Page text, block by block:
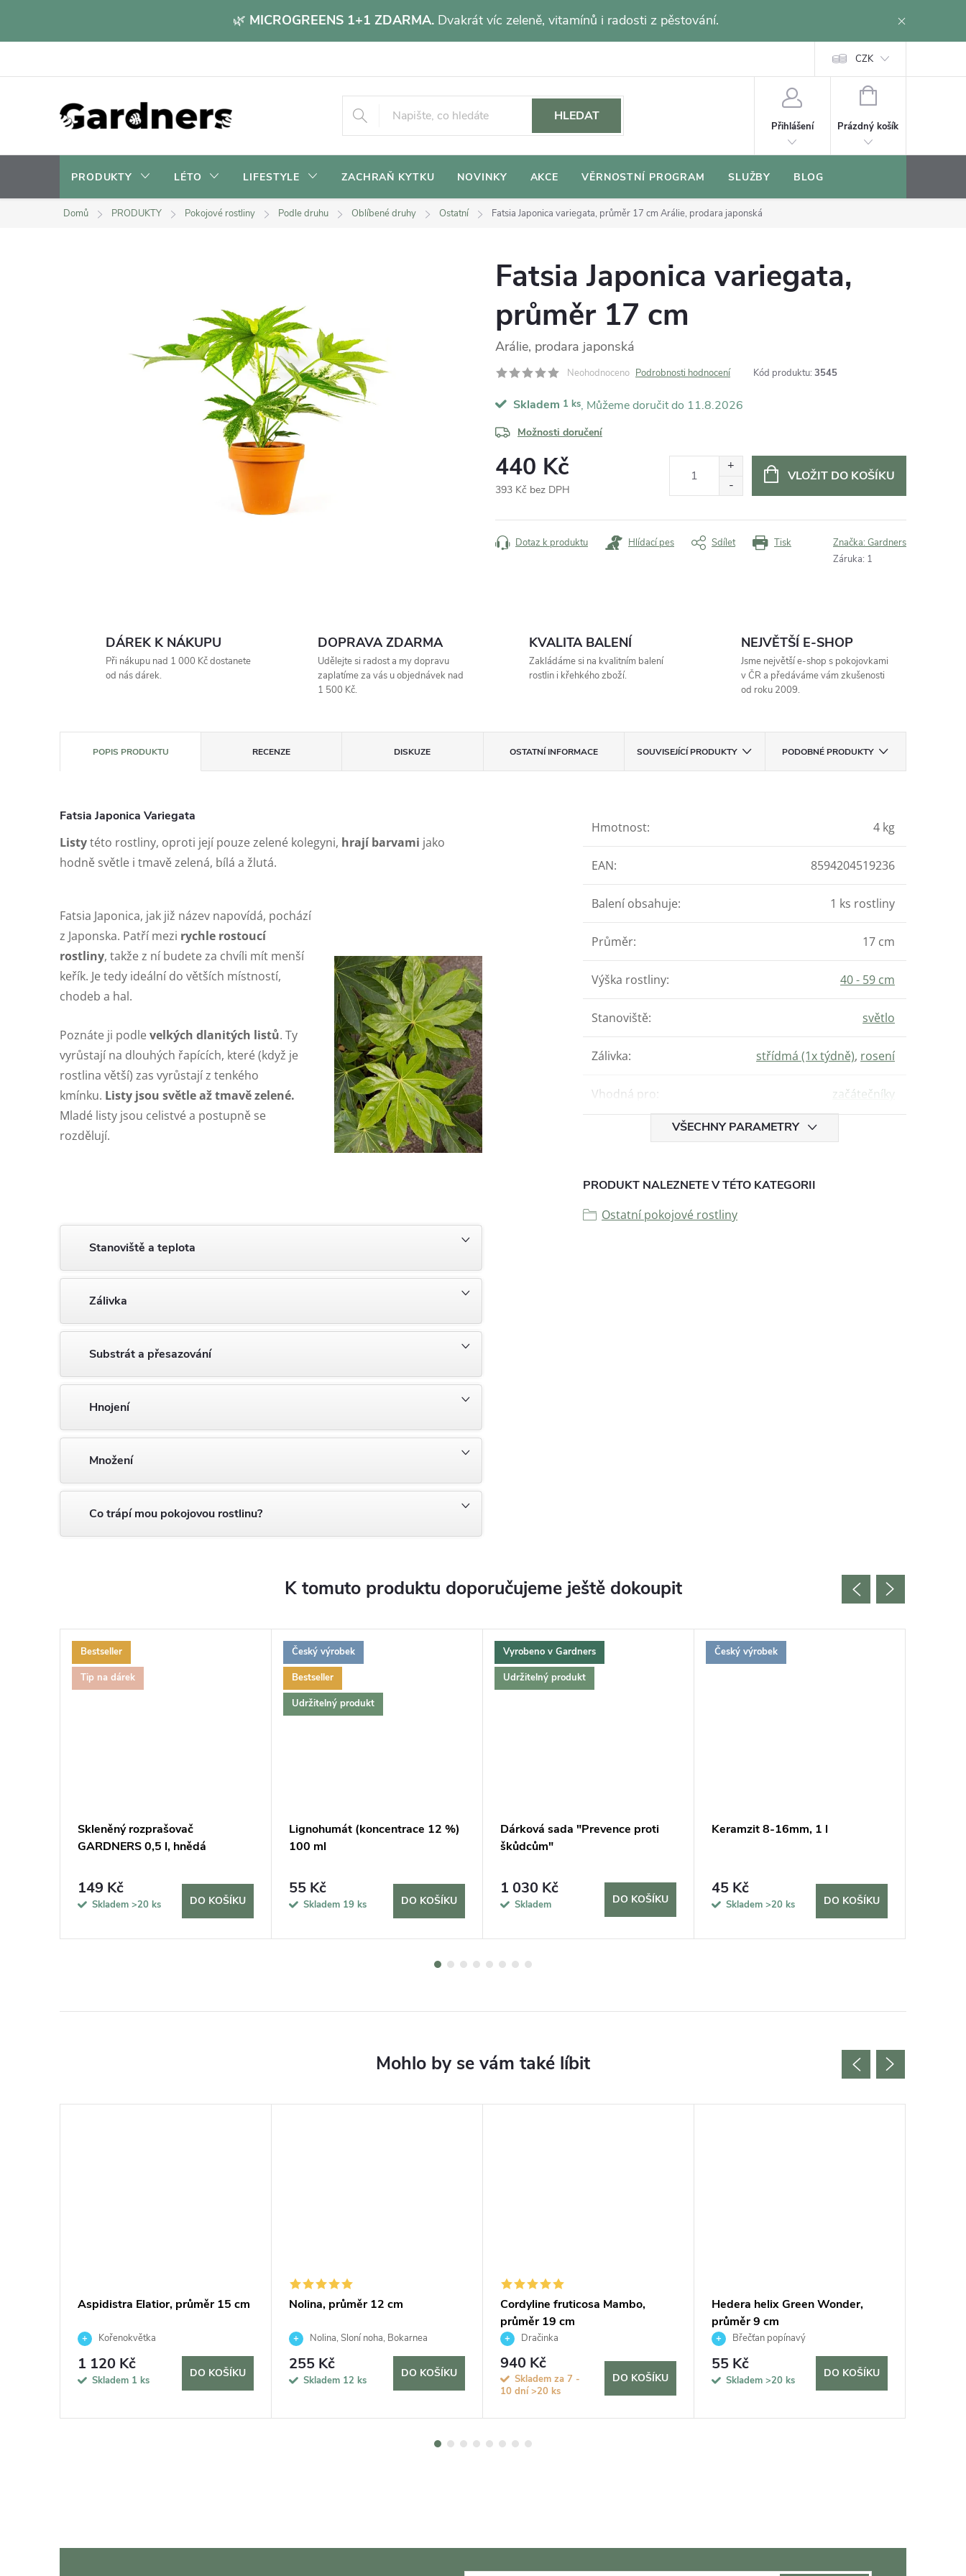
🌿 MICROGREENS 1+1 ZDARMA. Dvakrát víc zeleně, vitamínů i radosti z pěstování.
CZK
HLEDAT
Přihlášení
NÁKUPNÍ
Prázdný košík
PRODUKTY LÉTO LIFESTYLE ZACHRAŇ KYTKU NOVINKY AKCE VĚRNOSTNÍ PROGRAM SLUŽBY BLOG
Domů PRODUKTY Pokojové rostliny Podle druhu Oblíbené druhy Ostatní Fatsia Japonica variegata, průměr 17 cm Arálie, prodara japonská
Fatsia Japonica variegata,
průměr 17 cm
Arálie, prodara japonská
Neohodnoceno Podrobnosti hodnocení Kód produktu: 3545
Skladem 1 ks 11.8.2026
Možnosti doručení
440 Kč
393 Kč bez DPH
cena:
VLOŽIT DO KOŠÍKU
Tisk
Dotaz k produktu Hlídací pes Sdílet Značka: Gardners
Záruka: 1
DÁREK K NÁKUPU
Při nákupu nad 1 000 Kč dostanete
od nás dárek.
DOPRAVA ZDARMA
Udělejte si radost a my dopravu
zaplatíme za vás u objednávek nad
1 500 Kč.
KVALITA BALENÍ
Zakládáme si na kvalitním balení
rostlin i křehkého zboží.
NEJVĚTŠÍ E-SHOP
Jsme největší e-shop s pokojovkami
v ČR a předáváme vám zkušenosti
od roku 2009.
POPIS PRODUKTU RECENZE DISKUZE OSTATNÍ INFORMACE SOUVISEJÍCÍ PRODUKTY PODOBNÉ PRODUKTY
Fatsia Japonica Variegata
Listytéto rostliny, oproti její pouze zelené kolegyni, hrají barvami jako
hodně světle i tmavě zelená, bílá a žlutá.
Fatsia Japonica, jak již název napovídá, pochází
z Japonska. Patří mezi rychle rostoucí
rostliny, takže z ní budete za chvíli mít menší
keřík. Je tedy ideální do větších místností,
chodeb a hal.
Poznáte ji podlevelkých dlanitých listů. Ty
vyrůstají na dlouhých řapících, které (když je
rostlina větší) zas vyrůstají z tenkého
kmínku. Listy jsou světle až tmavě zelené.
Mladé listy jsou celistvé a postupně se
rozdělují.
Stanoviště a teplota
Zálivka
Substrát a přesazování
Hnojení
Množení
Co trápí mou pokojovou rostlinu?
Hmotnost: 4 kg
EAN: 8594204519236
Balení obsahuje: 1 ks rostliny
Průměr: 17 cm
Výška rostliny: 40 - 59 cm
Stanoviště: světlo
Zálivka: střídmá (1x týdně), rosení
Vhodná pro: začátečníky
VŠECHNY PARAMETRY
PRODUKT NALEZNETE V TÉTO KATEGORII
Ostatní pokojové rostliny
K tomuto produktu doporučujeme ještě dokoupit
ZDARMA
Bestseller
Tip na dárek
Skleněný rozprašovač
GARDNERS 0,5 l, hnědá
149 Kč
Skladem >20 ks DO KOŠÍKU
Český výrobek
Bestseller
Udržitelný produkt
Lignohumát (koncentrace 12 %)
100 ml
55 Kč
Skladem 19 ks DO KOŠÍKU
Vyrobeno v Gardners
Udržitelný produkt
Dárková sada "Prevence proti
škůdcům"
1 030 Kč
Skladem DO KOŠÍKU
Český výrobek
Keramzit 8-16mm, 1 l
45 Kč
Skladem >20 ks DO KOŠÍKU
Aspidistra Elatior, průměr 15 cm
Kořenokvětka
1 120 Kč
Skladem 1 ks
DO KOŠÍKU
Nolina, průměr 12 cm
Nolina, Sloní noha, Bokarnea
255 Kč
Skladem 12 ks
DO KOŠÍKU
Cordyline fruticosa Mambo,
průměr 19 cm
Dračinka
940 Kč
Skladem za 7 -
10 dní>20 ks
DO KOŠÍKU
Hedera helix Green Wonder,
průměr 9 cm
Břečťan popínavý
55 Kč
Skladem >20 ks
DO KOŠÍKU